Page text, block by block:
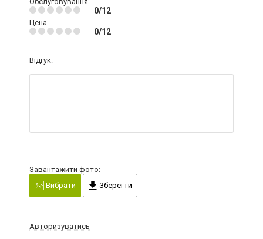
0/12
Цена
0/12
Відгук:
Завантажити фото:
Вибрати
Зберегти
Авторизуватись